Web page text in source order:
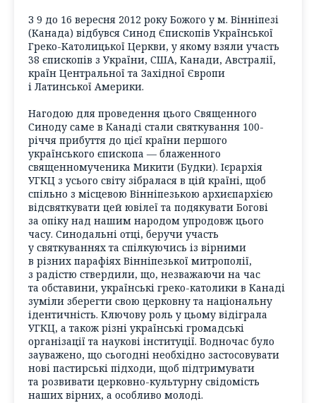
З 9 до 16 вересня 2012 року Божого у м. Вінніпезі
(Канада) відбувся Синод Єпископів Української
Греко-Католицької Церкви, у якому взяли участь
38 єпископів з України, США, Канади, Австралії,
країн Центральної та Західної Європи
і Латинської Америки.
Нагодою для проведення цього Священного
Синоду саме в Канаді стали святкування 100-
річчя прибуття до цієї країни першого
українського єпископа — блаженного
священномученика Микити (Будки). Ієрархія
УГКЦ з усього світу зібралася в цій країні, щоб
спільно з місцевою Вінніпезькою архиєпархією
відсвяткувати цей ювілеї та подякувати Богові
за опіку над нашим народом упродовж цього
часу. Синодальні отці, беручи участь
у святкуваннях та спілкуючись із вірними
в різних парафіях Вінніпезької митрополії,
з радістю ствердили, що, незважаючи на час
та обставини, українські греко-католики в Канаді
зуміли зберегти свою церковну та національну
ідентичність. Ключову роль у цьому відіграла
УГКЦ, а також різні українські громадські
організації та наукові інституції. Водночас було
зауважено, що сьогодні необхідно застосовувати
нові пастирські підходи, щоб підтримувати
та розвивати церковно-культурну свідомість
наших вірних, а особливо молоді.